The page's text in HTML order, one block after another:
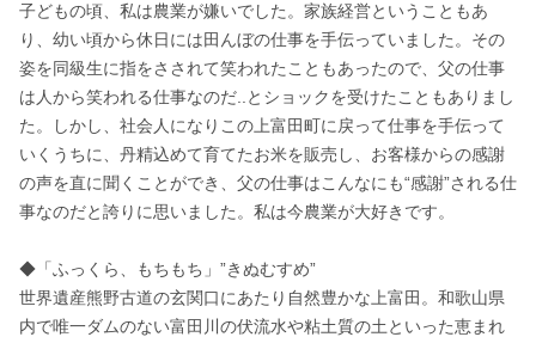
子どもの頃、私は農業が嫌いでした。家族経営ということもあ
り、幼い頃から休日には田んぼの仕事を手伝っていました。その
姿を同級生に指をさされて笑われたこともあったので、父の仕事
は人から笑われる仕事なのだ..とショックを受けたこともありまし
た。しかし、社会人になりこの上富田町に戻って仕事を手伝って
いくうちに、丹精込めて育てたお米を販売し、お客様からの感謝
の声を直に聞くことができ、父の仕事はこんなにも“感謝”される仕
事なのだと誇りに思いました。私は今農業が大好きです。
◆「ふっくら、もちもち」”きぬむすめ”
世界遺産熊野古道の玄関口にあたり自然豊かな上富田。和歌山県
内で唯一ダムのない富田川の伏流水や粘土質の土といった恵まれ